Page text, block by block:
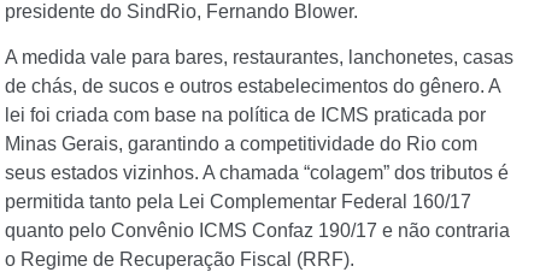
presidente do SindRio, Fernando Blower.
A medida vale para bares, restaurantes, lanchonetes, casas
de chás, de sucos e outros estabelecimentos do gênero. A
lei foi criada com base na política de ICMS praticada por
Minas Gerais, garantindo a competitividade do Rio com
seus estados vizinhos. A chamada “colagem” dos tributos é
permitida tanto pela Lei Complementar Federal 160/17
quanto pelo Convênio ICMS Confaz 190/17 e não contraria
o Regime de Recuperação Fiscal (RRF).